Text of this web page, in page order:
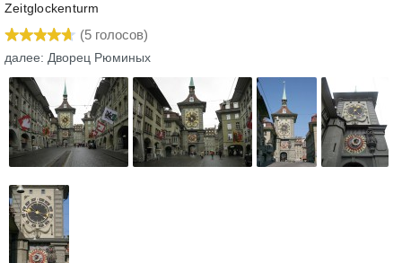
Zeitglockenturm
(5 голосов)
далее: Дворец Рюминых